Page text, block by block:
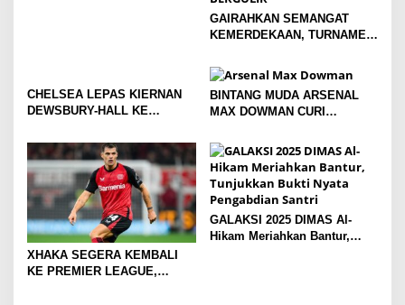
GAIRAHKAN SEMANGAT
KEMERDEKAAN, TURNAMEN
MOJOKERTO RAYA RESMI
BERGULIR
CHELSEA LEPAS KIERNAN
DEWSBURY-HALL KE
SANG GELANDANG DIMULAI
BINTANG MUDA ARSENAL
MAX DOWMAN CURI
PRAMUSIM ASIA
XHAKA SEGERA KEMBALI
KE PREMIER LEAGUE,
GALAKSI 2025 DIMAS Al-
Hikam Meriahkan Bantur,